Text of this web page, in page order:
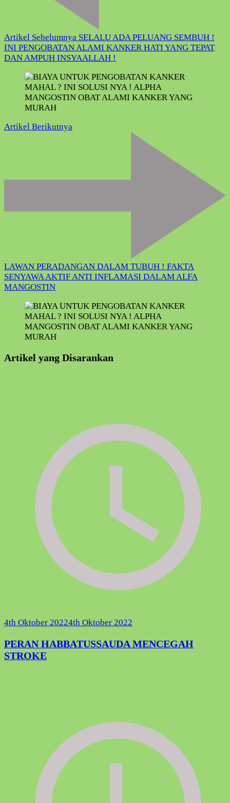
Artikel Sebelumnya SELALU ADA PELUANG SEMBUH !
INI PENGOBATAN ALAMI KANKER HATI YANG TEPAT
DAN AMPUH INSYAALLAH !
Artikel Berikutnya
LAWAN PERADANGAN DALAM TUBUH ! FAKTA
SENYAWA AKTIF ANTI INFLAMASI DALAM ALFA
MANGOSTIN
Artikel yang Disarankan
4th Oktober 20224th Oktober 2022
PERAN HABBATUSSAUDA MENCEGAH
STROKE